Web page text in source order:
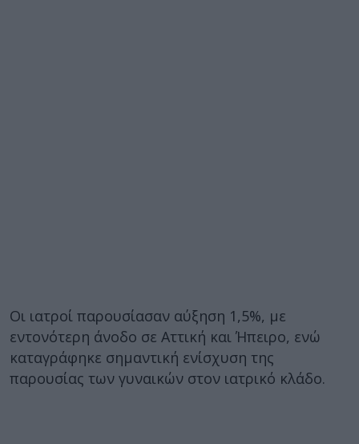
Οι ιατροί παρουσίασαν αύξηση 1,5%, με
εντονότερη άνοδο σε Αττική και Ήπειρο, ενώ
καταγράφηκε σημαντική ενίσχυση της
παρουσίας των γυναικών στον ιατρικό κλάδο.